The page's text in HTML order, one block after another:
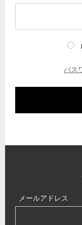
パス
メールアドレス